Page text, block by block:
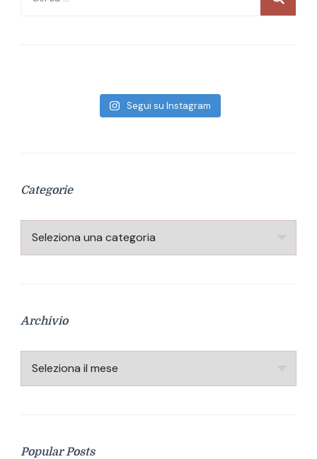
Segui su Instagram
Categorie
Categorie
Archivio
Archivio
Popular Posts